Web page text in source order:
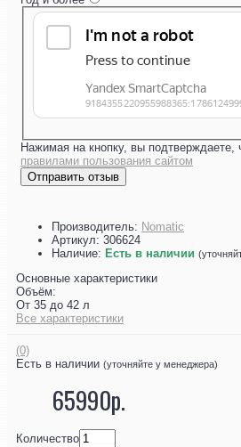
Нажимая на кнопку, вы подтверждаете,
правилами пользования сайтом
Отправить отзыв
Производитель: Nomatic
Артикул: 306624
Наличие: Есть в наличии
Основные характеристики
Объём:
От 35 до 42 л
Все характеристики
(0)
Есть в наличии (уточняйте у менеджера)
65990р.
Количество